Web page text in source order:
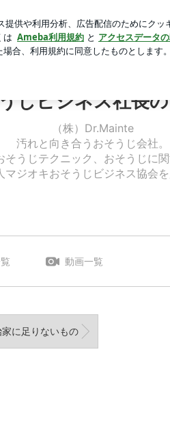
じビジネス社長
（株）Dr.Mainte
汚れと向き合うおそうじ会社。
うじテクニック、おそうじに関
マジオキおそうじビジネス協会を
動画一覧
に足りないもの